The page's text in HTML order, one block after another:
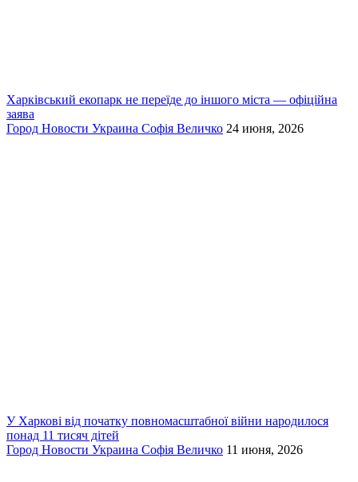
Харківський екопарк не переїде до іншого міста — офіційна
заява
Город Новости Украина Софія Величко 24 июня, 2026
У Харкові від початку повномасштабної війни народилося
понад 11 тисяч дітей
Город Новости Украина Софія Величко 11 июня, 2026